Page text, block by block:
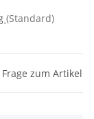
(Standard)
Frage zum Artikel